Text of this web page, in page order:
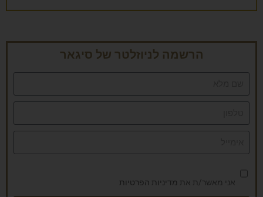
הרשמה לניוזלטר של סיגאר
אני מאשר/ת את מדיניות הפרטיות